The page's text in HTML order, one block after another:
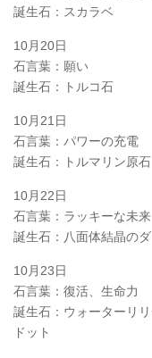
誕生石：スカラベ
10月20日
石言葉：願い
誕生石：トルコ石
10月21日
石言葉：パワーの充電
誕生石：トルマリン原石
10月22日
石言葉：ラッキーな未来
誕生石：八面体結晶の
10月23日
石言葉：復活、生命力
誕生石：ウォーターリ
ドット